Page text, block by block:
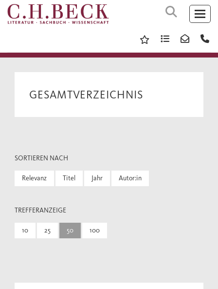
GESAMTVERZEICHNIS
SORTIEREN NACH
Relevanz Titel Jahr Autor:in
TREFFERANZEIGE
10 25 50 100